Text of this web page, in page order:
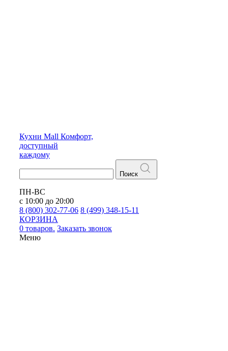
Кухни Mall Комфорт,
доступный
каждому
Поиск
ПН-ВС
с 10:00 до 20:00
8 (800) 302-77-06 8 (499) 348-15-11
КОРЗИНА
0 товаров. Заказать звонок
Меню